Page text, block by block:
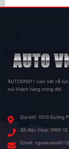
AUTOVN911 cam kết nỗ
mà khách hàng mong đợi.
Địa chỉ: 1010 Đường
Số điện thoại: 0969 03
Email: